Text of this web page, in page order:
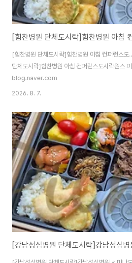
[힘찬병원 단체도시락]힘찬병원 아침 컨퍼런스도
단체도시락]힘찬병원 아침 컨퍼런스도시락원스
blog.naver.com
2026. 8. 7.